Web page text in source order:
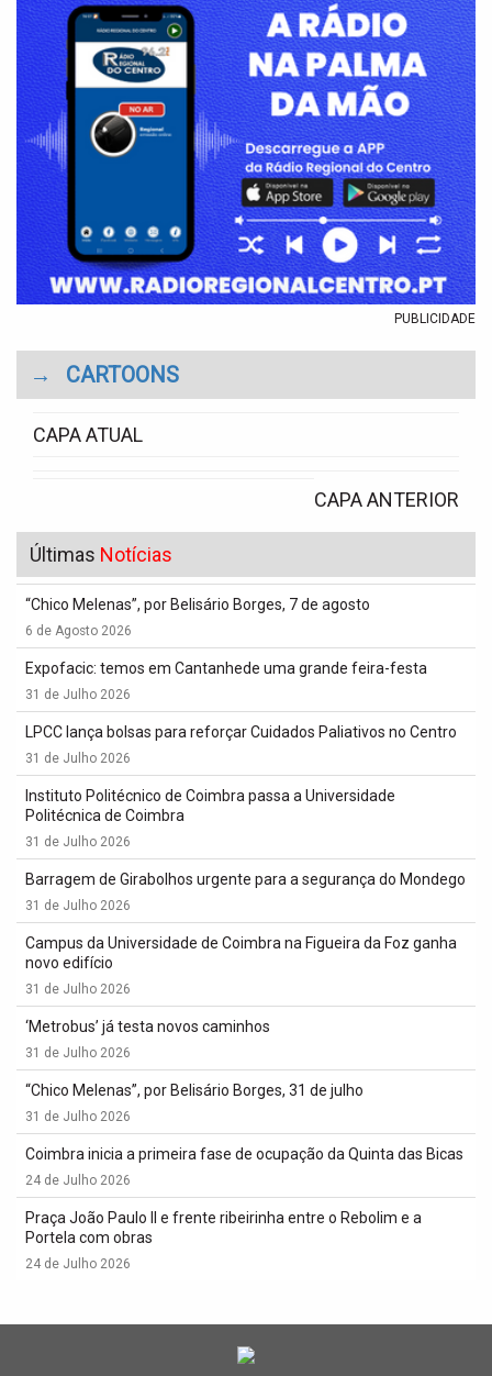
PUBLICIDADE
→ CARTOONS
CAPA ATUAL
CAPA ANTERIOR
Últimas Notícias
“Chico Melenas”, por Belisário Borges, 7 de agosto
6 de Agosto 2026
Expofacic: temos em Cantanhede uma grande feira-festa
31 de Julho 2026
LPCC lança bolsas para reforçar Cuidados Paliativos no Centro
31 de Julho 2026
Instituto Politécnico de Coimbra passa a Universidade
Politécnica de Coimbra
31 de Julho 2026
Barragem de Girabolhos urgente para a segurança do Mondego
31 de Julho 2026
Campus da Universidade de Coimbra na Figueira da Foz ganha
novo edifício
31 de Julho 2026
‘Metrobus’ já testa novos caminhos
31 de Julho 2026
“Chico Melenas”, por Belisário Borges, 31 de julho
31 de Julho 2026
Coimbra inicia a primeira fase de ocupação da Quinta das Bicas
24 de Julho 2026
Praça João Paulo II e frente ribeirinha entre o Rebolim e a
Portela com obras
24 de Julho 2026